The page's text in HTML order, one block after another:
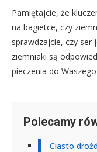
Pamiętajcie, że
na bagietce, czy
sprawdzajcie, czy ser
ziemniaki są
pieczenia do
Polecamy
Ciasto